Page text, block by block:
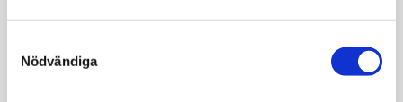
Selection
Nödvändiga